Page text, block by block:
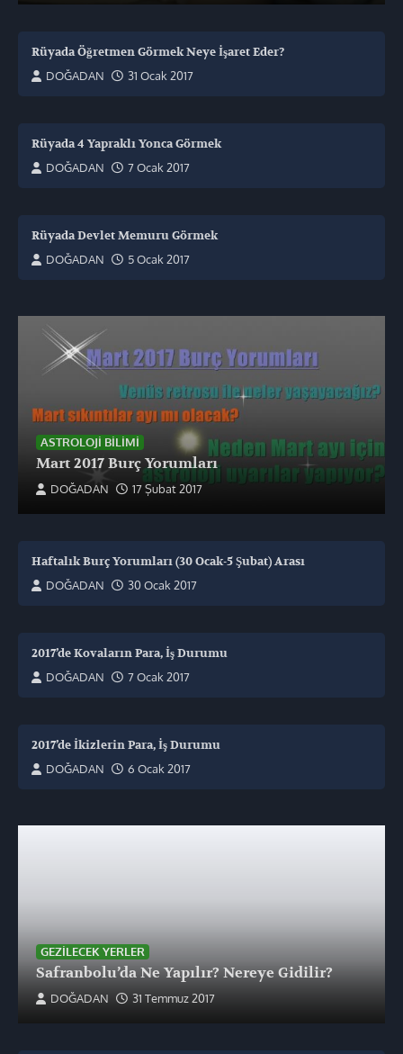
Rüyada Öğretmen Görmek Neye İşaret Eder?
DOĞADAN
31 Ocak 2017
Rüyada 4 Yapraklı Yonca Görmek
DOĞADAN
7 Ocak 2017
Rüyada Devlet Memuru Görmek
DOĞADAN
5 Ocak 2017
ASTROLOJI BILIMI
Mart 2017 Burç Yorumları
DOĞADAN 17 Şubat 2017
Haftalık Burç Yorumları (30 Ocak-5 Şubat) Arası
DOĞADAN
30 Ocak 2017
2017’de Kovaların Para, İş Durumu
DOĞADAN
7 Ocak 2017
2017’de İkizlerin Para, İş Durumu
DOĞADAN
6 Ocak 2017
GEZILECEK YERLER
Safranbolu’da Ne Yapılır? Nereye Gidilir?
DOĞADAN 31 Temmuz 2017